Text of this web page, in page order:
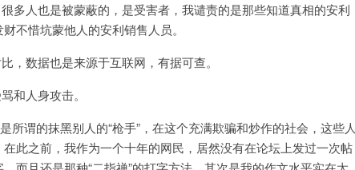
多人也是被蒙蔽的，是受害者，我谴责的是那些知道真相的安利
不惜坑蒙他人的安利销售人员。
，数据也是来源于互联网，有据可查。
和人身攻击。
所谓的抹黑别人的“枪手”，在这个充满欺骗和炒作的社会，这些人
此之前，我作为一个十年的网民，居然没有在论坛上发过一次帖